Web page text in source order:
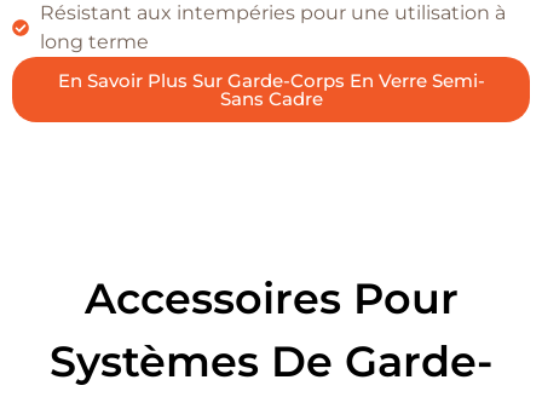
Résistant aux intempéries pour une utilisation à
long terme
En Savoir Plus Sur Garde-Corps En Verre Semi-
Sans Cadre
Accessoires Pour
Systèmes De Garde-